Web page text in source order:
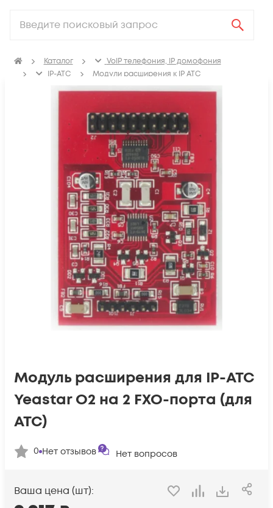
Каталог
VoIP телефония, IP домофония
IP-ATC
Модули расширения к IP АТС
Модуль расширения для IP-АТС
Yeastar O2 на 2 FXO-порта (для
АТС)
0 Нет отзывов Нет вопросов
Ваша цена (шт):